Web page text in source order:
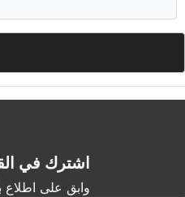
اشترك في
وابق على اطلاع